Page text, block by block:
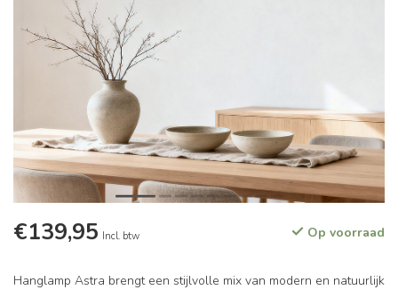
€139,95 Incl. btw Op voorraad
Hanglamp Astra brengt een stijlvolle mix van modern en natuurlijk